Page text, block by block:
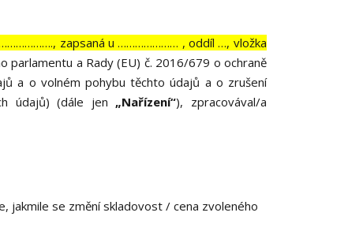
zapsaná u ………………… , oddíl …, vložka
parlamentu a Rady (EU) č. 2016/679 o ochraně
a o volném pohybu těchto údajů a o zrušení
údajů) (dále jen „Nařízení“), zpracovával/a
jakmile se změní skladovost / cena zvoleného